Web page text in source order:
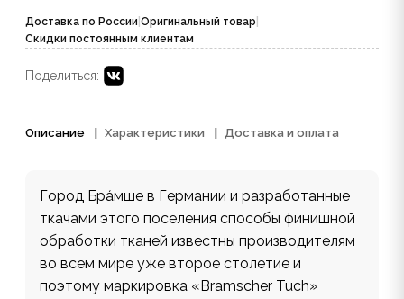
Доставка по России Оригинальный товар
Скидки постоянным клиентам
Поделиться:
Описание Характеристики Доставка и оплата
Город Бра́мше в Германии и разработанные
ткачами этого поселения способы финишной
обработки тканей известны производителям
во всем мире уже второе столетие и
поэтому маркировка «Bramscher Tuch»